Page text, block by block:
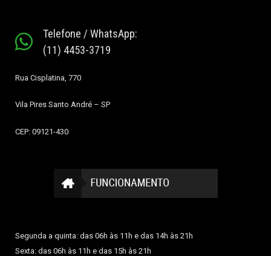
Telefone / WhatsApp:
(11) 4453-3719
Rua Cisplatina, 770
Vila Pires Santo André – SP
CEP: 09121-430
Segunda a quinta: das 06h às 11h e das 14h às 21h
Sexta: das 06h às 11h e das 15h às 21h